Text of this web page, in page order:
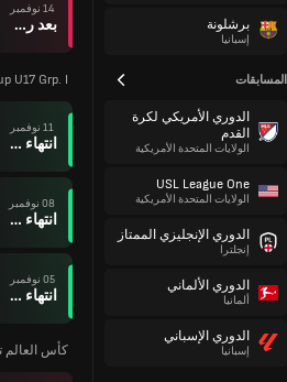
برشلونة
إسبانيا
المسابقات
الدوري الأمريكي لكرة
القدم
الولايات المتحدة الأمريكية
USL League One
الولايات المتحدة الأمريكية
الدوري الإنجليزي الممتاز
إنجلترا
الدوري الألماني
ألمانيا
الدوري الإسباني
إسبانيا
14 نوفمبر
بعد ركلات الترجيح
U17 Grp. I
11 نوفمبر
انتهاء وقت المباراة
08 نوفمبر
انتهاء وقت المباراة
05 نوفمبر
انتهاء وقت المباراة
كأس العالم تحت